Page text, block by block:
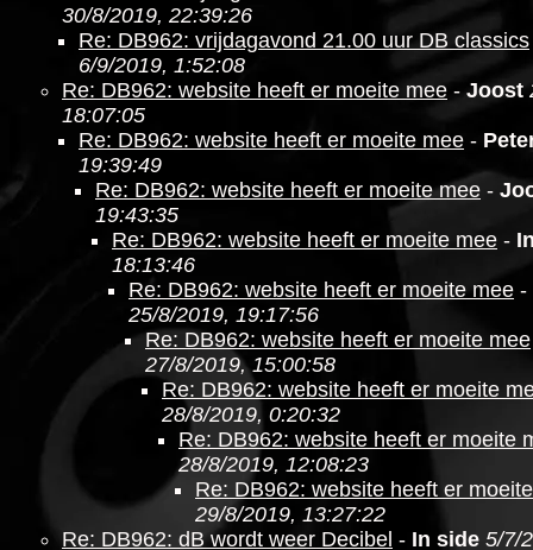
30/8/2019, 22:39:26
Re: DB962: vrijdagavond 21.00 uur DB classics
6/9/2019, 1:52:08
Re: DB962: website heeft er moeite mee - Joost
18:07:05
Re: DB962: website heeft er moeite mee -
19:39:49
Re: DB962: website heeft er moeite mee -
19:43:35
Re: DB962: website heeft er moeite mee -
18:13:46
Re: DB962: website heeft er moeite mee -
25/8/2019, 19:17:56
Re: DB962: website heeft er moeite mee
27/8/2019, 15:00:58
Re: DB962: website heeft er moeite
28/8/2019, 0:20:32
Re: DB962: website heeft er moeite
28/8/2019, 12:08:23
Re: DB962: website heeft er
29/8/2019, 13:27:22
Re: DB962: dB wordt weer Decibel - In side 5/7/